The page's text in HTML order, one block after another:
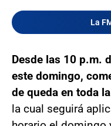
La
Desde las 10 p.m.
este domingo,
de queda en toda
la cual seguirá